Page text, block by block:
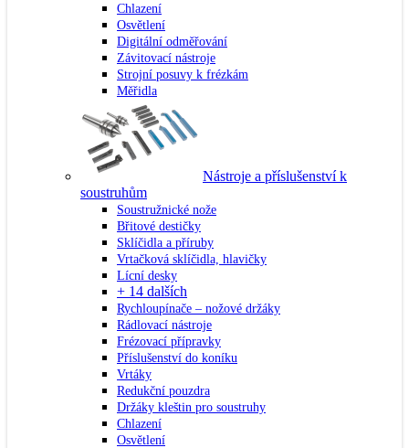
Chlazení
Osvětlení
Digitální odměřování
Závitovací nástroje
Strojní posuvy k frézkám
Měřidla
Nástroje a příslušenství k
soustruhům
Soustružnické nože
Břitové destičky
Sklíčidla a příruby
Vrtačková sklíčidla, hlavičky
Lícní desky
+ 14 dalších
Rychloupínače – nožové držáky
Rádlovací nástroje
Frézovací přípravky
Příslušenství do koníku
Vrtáky
Redukční pouzdra
Držáky kleštin pro soustruhy
Chlazení
Osvětlení